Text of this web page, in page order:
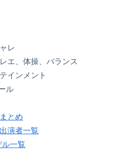
レ
エ、体操、バランス
インメント
ル
とめ
演者一覧
一覧